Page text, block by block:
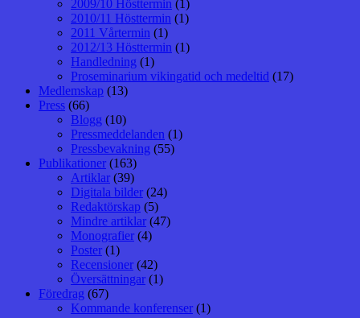
2009/10 Hösttermin (1)
2010/11 Hösttermin (1)
2011 Vårtermin (1)
2012/13 Hösttermin (1)
Handledning (1)
Proseminarium vikingatid och medeltid (17)
Medlemskap (13)
Press (66)
Blogg (10)
Pressmeddelanden (1)
Pressbevakning (55)
Publikationer (163)
Artiklar (39)
Digitala bilder (24)
Redaktörskap (5)
Mindre artiklar (47)
Monografier (4)
Poster (1)
Recensioner (42)
Översättningar (1)
Föredrag (67)
Kommande konferenser (1)